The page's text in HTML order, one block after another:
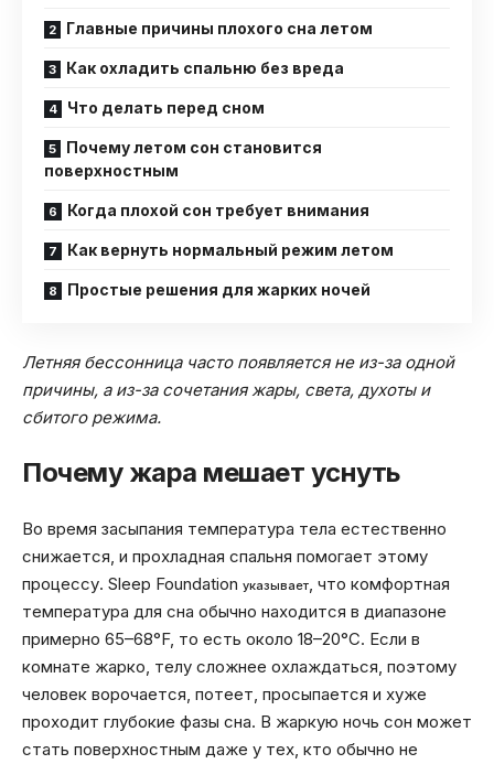
Главные причины плохого сна летом
Как охладить спальню без вреда
Что делать перед сном
Почему летом сон становится
поверхностным
Когда плохой сон требует внимания
Как вернуть нормальный режим летом
Простые решения для жарких ночей
Летняя бессонница часто появляется не из-за одной
причины, а из-за сочетания жары, света, духоты и
сбитого режима.
Почему жара мешает уснуть
Во время засыпания температура тела естественно
снижается, и прохладная спальня помогает этому
процессу. Sleep Foundation указывает, что комфортная
температура для сна обычно находится в диапазоне
примерно 65–68°F, то есть около 18–20°C. Если в
комнате жарко, телу сложнее охлаждаться, поэтому
человек ворочается, потеет, просыпается и хуже
проходит глубокие фазы сна. В жаркую ночь сон может
стать поверхностным даже у тех, кто обычно не